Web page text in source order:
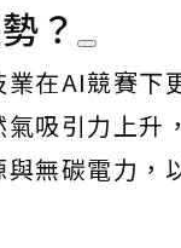
？
業在AI競賽下
吸引力上升
無碳電力，